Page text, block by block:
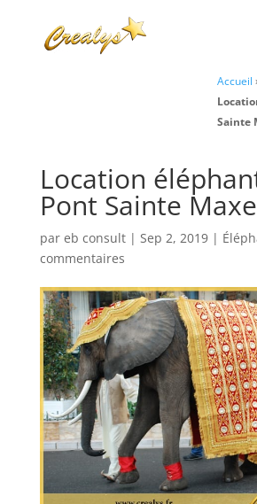
Accueil
Sainte
Location
Pont Sainte
par eb consult| Sep 2, 2019|
commentaires